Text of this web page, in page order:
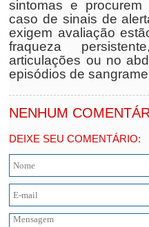
sintomas e procurem
caso de sinais de
exigem avaliação
fraqueza
articulações ou no
episódios de
NENHUM
DEIXE SEU COMENTÁRIO: